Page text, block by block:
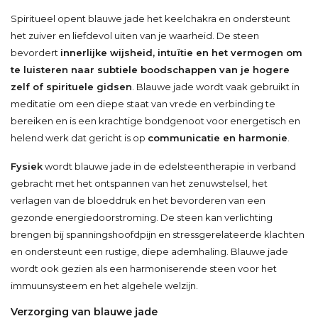
Spiritueel opent blauwe jade het keelchakra en ondersteunt
het zuiver en liefdevol uiten van je waarheid. De steen
bevordert innerlijke wijsheid, intuïtie en het vermogen om
te luisteren naar subtiele boodschappen van je hogere
zelf of spirituele gidsen . Blauwe jade wordt vaak gebruikt in
meditatie om een diepe staat van vrede en verbinding te
bereiken en is een krachtige bondgenoot voor energetisch en
helend werk dat gericht is op communicatie en harmonie
Fysiekwordt blauwe jade in de edelsteentherapie in verband
gebracht met het ontspannen van het zenuwstelsel, het
verlagen van de bloeddruk en het bevorderen van een
gezonde energiedoorstroming. De steen kan verlichting
brengen bij spanningshoofdpijn en stressgerelateerde klachten
en ondersteunt een rustige, diepe ademhaling. Blauwe jade
wordt ook gezien als een harmoniserende steen voor het
immuunsysteem en het algehele welzijn.
Verzorging van blauwe jade